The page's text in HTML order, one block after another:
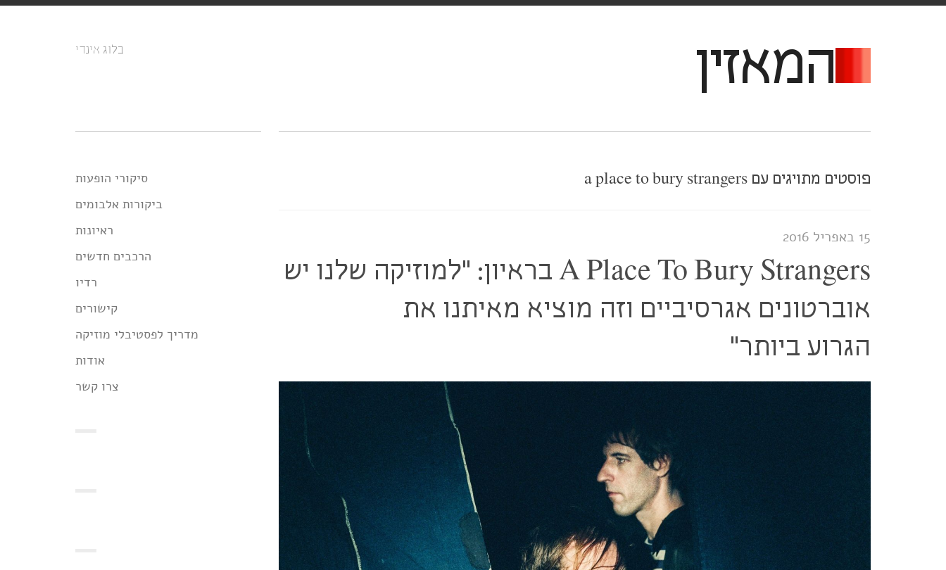
המאזין בלוג אינדי
פוסטים מתויגים עם a place to bury strangers
15 באפריל 2016
A Place To Bury Strangers בראיון: "למוזיקה שלנו יש
אוברטונים אגרסיביים וזה מוציא מאיתנו את
הגרוע ביותר"
סיקורי הופעות
ביקורות אלבומים
ראיונות
הרכבים חדשים
רדיו
קישורים
מדריך לפסטיבלי מוזיקה
אודות
צרו קשר